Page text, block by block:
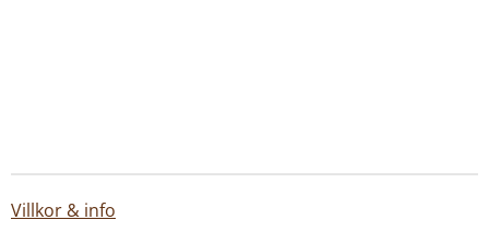
Villkor & info